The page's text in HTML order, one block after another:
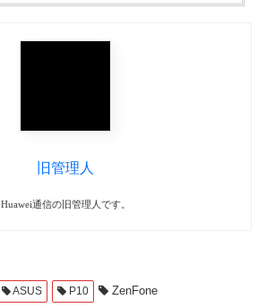
旧管理人
Huawei通信の旧管理人です。
ASUS P10 ZenFone